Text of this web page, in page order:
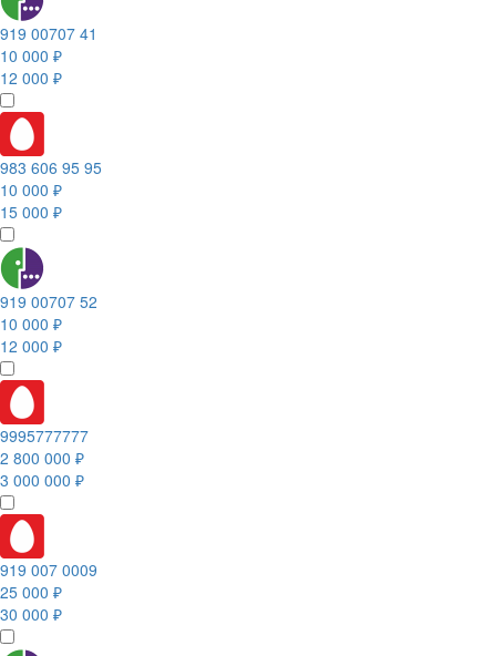
919 00707 41
10 000 ₽
12 000 ₽
983 606 95 95
10 000 ₽
15 000 ₽
919 00707 52
10 000 ₽
12 000 ₽
9995777777
2 800 000 ₽
3 000 000 ₽
919 007 0009
25 000 ₽
30 000 ₽